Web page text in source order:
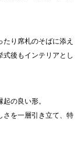
り席札のそばに添え
後もインテリアとし
の良い形。
さを一層引き立て、特